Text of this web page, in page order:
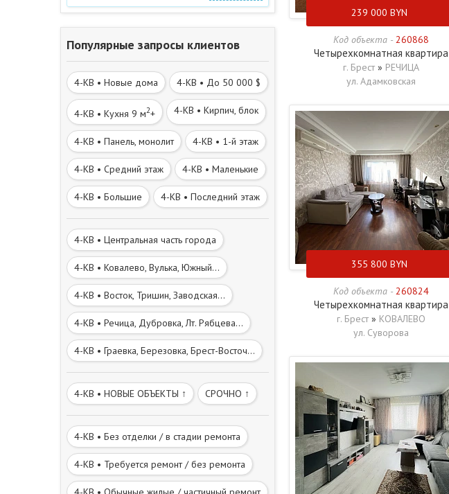
Популярные запросы клиентов
4-КВ • Новые дома 4-КВ • До 50 000 $
4-КВ • Кухня 9 м2+ 4-КВ • Кирпич, блок
4-КВ • Панель, монолит 4-КВ • 1-й этаж
4-КВ • Средний этаж 4-КВ • Маленькие
4-КВ • Большие 4-КВ • Последний этаж
4-КВ • Центральная часть города
4-КВ • Ковалево, Вулька, Южный...
4-КВ • Восток, Тришин, Заводская...
4-КВ • Речица, Дубровка, Лт. Рябцева...
4-КВ • Граевка, Березовка, Брест-Восточ...
4-КВ • НОВЫЕ ОБЪЕКТЫ ↑ СРОЧНО ↑
4-КВ • Без отделки / в стадии ремонта
4-КВ • Требуется ремонт / без ремонта
239 000 BYN
Код объекта - 260868
Четырехкомнатная квартира
г. Брест » РЕЧИЦА
ул. Адамковская
355 800 BYN
Код объекта - 260824
Четырехкомнатная квартира
г. Брест » КОВАЛЕВО
ул. Суворова